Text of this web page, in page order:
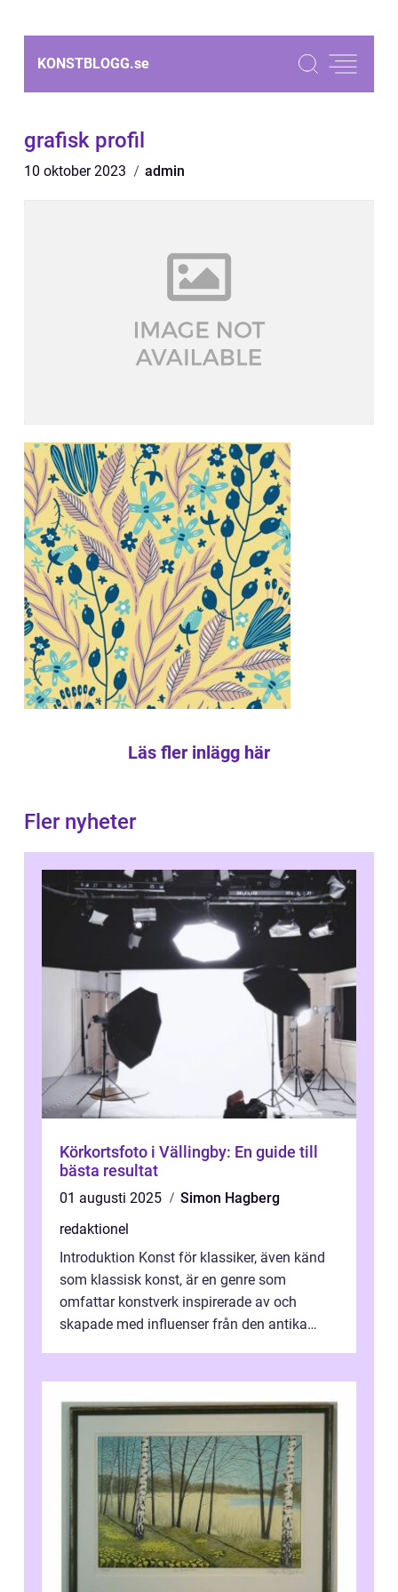
KONSTBLOGG.se
grafisk profil
10 oktober 2023 admin
Läs fler inlägg här
Fler nyheter
Körkortsfoto i Vällingby: En guide till
bästa resultat
01 augusti 2025
Simon Hagberg
redaktionel
Introduktion Konst för klassiker, även känd
som klassisk konst, är en genre som
omfattar konstverk inspirerade av och
skapade med influenser från den antika